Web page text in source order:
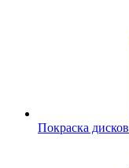
Покраска дисков